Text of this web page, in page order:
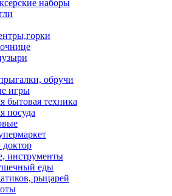
наборы
обручи
игры
бытовая техника
посуда
инструменты
еды
рыцарей